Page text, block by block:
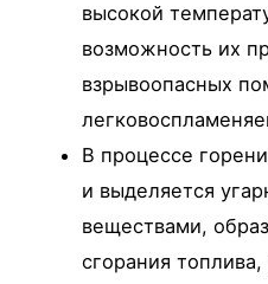
высокой
возможность их
взрывоопасных
В процессе
и выделяется
веществами,
сгорания